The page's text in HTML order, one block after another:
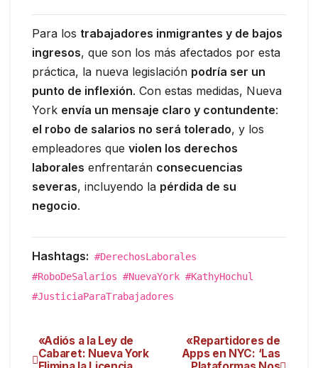
Para los trabajadores inmigrantes y de bajos
ingresos, que son los más afectados por esta
práctica, la nueva legislación podría ser un
punto de inflexión. Con estas medidas, Nueva
York envía un mensaje claro y contundente:
el robo de salarios no será tolerado, y los
empleadores que violen los derechos
laborales enfrentarán consecuencias
severas, incluyendo la pérdida de su
negocio.
Hashtags: #DerechosLaborales
#RoboDeSalarios #NuevaYork #KathyHochul
#JusticiaParaTrabajadores
«Repartidores de
Apps en NYC: ‘Las
«Adiós a la Ley de
Cabaret: Nueva York